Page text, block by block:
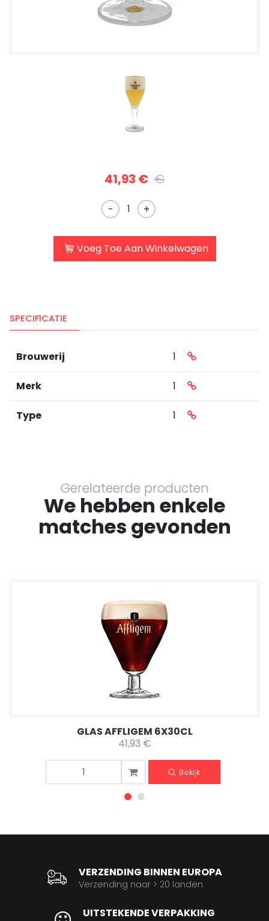
41,93 € €
- +
Voeg Toe Aan Winkelwagen
SPECIFICATIE
Brouwerij 1
Merk 1
Type 1
Gerelateerde producten
We hebben enkele
matches gevonden
GLAS AFFLIGEM 6X30CL
41,93 €
Bekijk
VERZENDING BINNEN EUROPA
Verzending naar > 20 landen
UITSTEKENDE VERPAKKING